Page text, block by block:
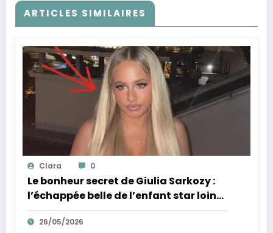
ARTICLES SIMILAIRES
Clara 0
Le bonheur secret de Giulia Sarkozy :
l’échappée belle de l’enfant star loin
des tumultes familiaux.
26/05/2026